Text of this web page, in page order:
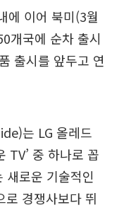
에 이어 북미(3월
개국에 순차 출시
출시를 앞두고 연
는 LG 올레드
TV’ 중 하나로 꼽
새로운 기술적인
로 경쟁사보다 뛰